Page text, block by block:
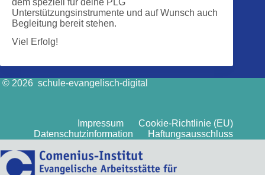
Unterstützungsinstrumente und auf Wunsch auch
Begleitung bereit stehen.
Viel Erfolg!
© 2026 schule-evangelisch-digital
Impressum
Cookie-Richtlinie (EU)
Datenschutzinformation
Haftungsausschluss